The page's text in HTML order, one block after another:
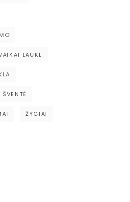
LAUKE
ŠVENTĖ
ŽYGIAI